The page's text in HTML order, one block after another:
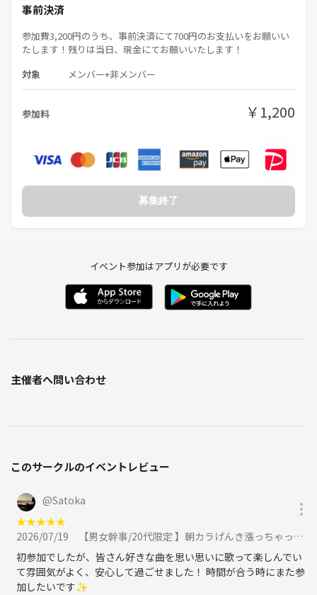
事前決済
参加費3,200円のうち、事前決済にて700円のお支払いをお願いい
たします！残りは当日、現金にてお願いいたします！
対象 メンバー+非メンバー
参加料 ￥1,200
募集終了
イベント参加はアプリが必要です
主催者へ問い合わせ
このサークルのイベントレビュー
@Satoka
★★★★★
2026/07/19
【男女幹事/20代限定 】朝カラげんき漲っちゃってるカラオケ♪に参加
初参加でしたが、皆さん好きな曲を思い思いに歌って楽しんでい
て雰囲気がよく、安心して過ごせました！ 時間が合う時にまた参
加したいです✨